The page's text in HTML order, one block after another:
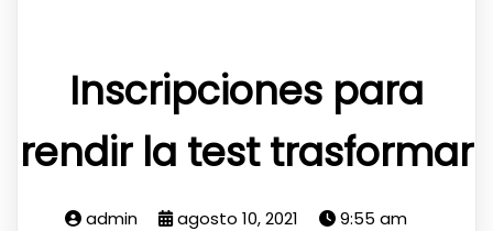
Inscripciones para
rendir la test trasformar
admin agosto 10, 2021 9:55 am